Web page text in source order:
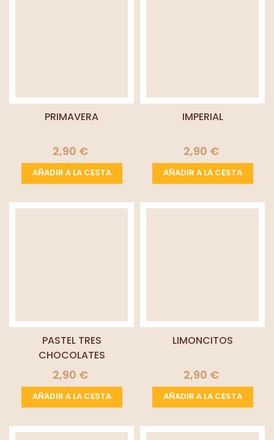
PRIMAVERA
2,90 €
AÑADIR A LA CESTA
IMPERIAL
2,90 €
AÑADIR A LA CESTA
PASTEL TRES
CHOCOLATES
2,90 €
AÑADIR A LA CESTA
LIMONCITOS
2,90 €
AÑADIR A LA CESTA